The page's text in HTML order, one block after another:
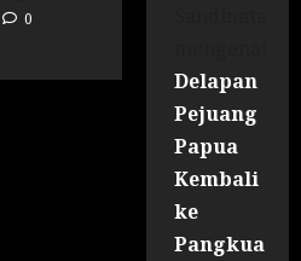
0
Delapan
Pejuang
Papua
Kembali
ke
Pangkuan